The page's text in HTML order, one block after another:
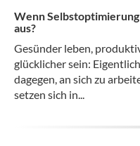
Wenn
aus?
Gesünder leben,
glücklicher sein:
dagegen, an sich zu
setzen sich in...